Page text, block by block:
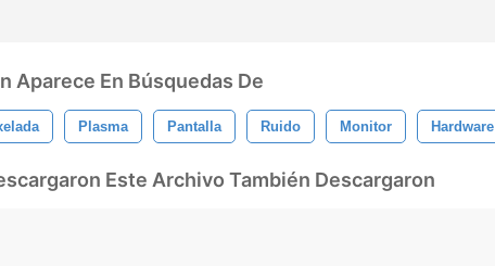
Aparece En Búsquedas De
Plasma Pantalla Ruido Monitor Hardware
Este Archivo También Descargaron